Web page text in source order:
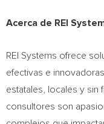
Acerca de REI
REI Systems ofrece
efectivas e
estatales, locales y
consultores son